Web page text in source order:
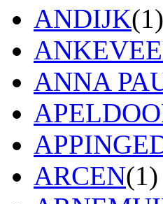
ANDIJK(1)
ANNA
ARCEN(1)